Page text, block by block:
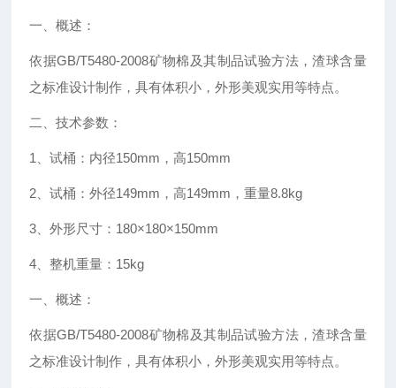
一、概述：
依据GB/T5480-2008矿物棉及其制品试验方法，渣球含量
之标准设计制作，具有体积小，外形美观实用等特点。
二、技术参数：
1 、试桶：内径150mm ，高150mm
2 、试桶：外径149mm ，高149mm ，重量8.8kg
3 、外形尺寸： 180×180×150mm
4 、整机重量： 15kg
一、概述：
依据GB/T5480-2008矿物棉及其制品试验方法，渣球含量
之标准设计制作，具有体积小，外形美观实用等特点。